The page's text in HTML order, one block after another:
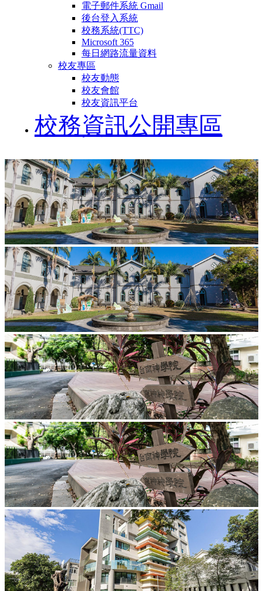
電子郵件系統 Gmail
後台登入系統
校務系統(TTC)
Microsoft 365
每日網路流量資料
校友專區
校友動態
校友會館
校友資訊平台
校務資訊公開專區